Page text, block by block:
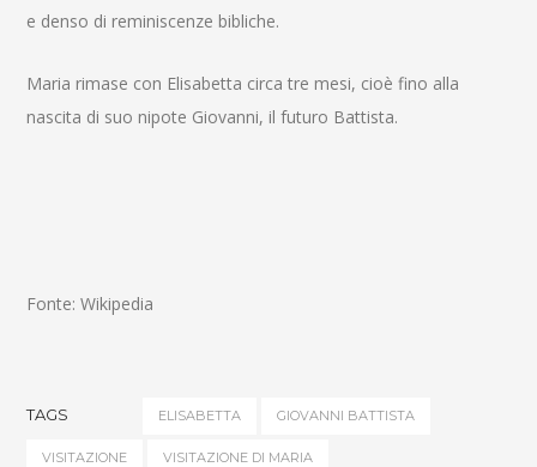
e denso di reminiscenze bibliche.
Maria rimase con Elisabetta circa tre mesi, cioè fino alla
nascita di suo nipote Giovanni, il futuro Battista.
Fonte: Wikipedia
TAGS ELISABETTA GIOVANNI BATTISTA
VISITAZIONE VISITAZIONE DI MARIA